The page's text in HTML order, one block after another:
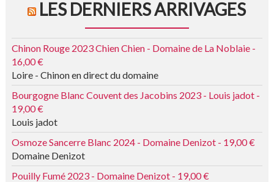
LES DERNIERS ARRIVAGES
Chinon Rouge 2023 Chien Chien - Domaine de La Noblaie -
16,00 €
Loire - Chinon en direct du domaine
Bourgogne Blanc Couvent des Jacobins 2023 - Louis jadot -
19,00 €
Louis jadot
Osmoze Sancerre Blanc 2024 - Domaine Denizot - 19,00 €
Domaine Denizot
Pouilly Fumé 2023 - Domaine Denizot - 19,00 €